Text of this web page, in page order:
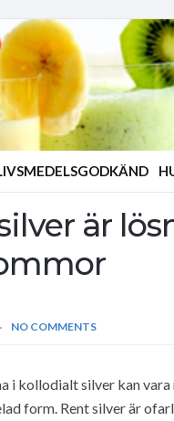
är
NO COMMENTS
i kollodialt silver kan
form. Rent silver är